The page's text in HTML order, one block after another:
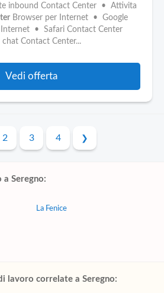
inbound Contact Center • Attivita
Browser per Internet • Google
• Safari Contact Center
Contact Center...
Vedi offerta
2 3 4
a Seregno:
La Fenice
lavoro correlate a Seregno: